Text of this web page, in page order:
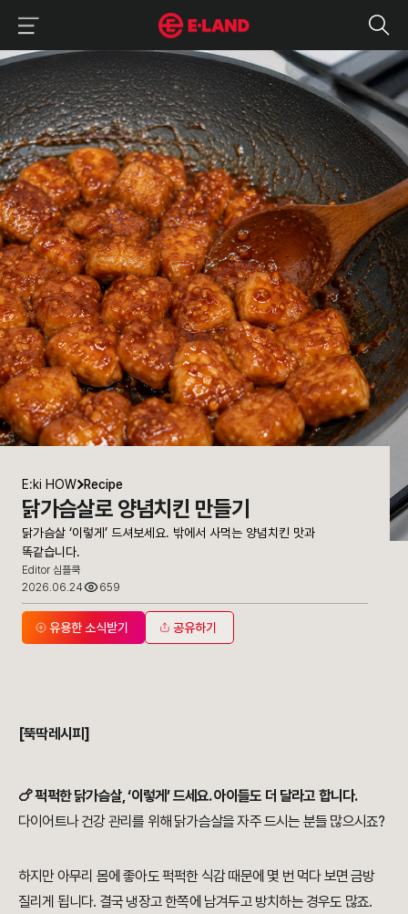
매거진 상세보기
E:ki HOW Recipe
닭가슴살로 양념치킨 만들기
닭가슴살 ‘이렇게’ 드셔보세요. 밖에서 사먹는 양념치킨 맛과
똑같습니다.
Editor 심플쿡
2026.06.24
659
유용한 소식받기 공유하기
닭가슴살 ‘이렇게’ 드셔보세요. 밖에서 사먹는 양념치킨 맛과 똑같습니다.
[뚝딱레시피]
🍗 퍽퍽한 닭가슴살, ‘이렇게’ 드세요. 아이들도 더 달라고 합니다.
다이어트나 건강 관리를 위해 닭가슴살을 자주 드시는 분들 많으시죠?
하지만 아무리 몸에 좋아도 퍽퍽한 식감 때문에 몇 번 먹다 보면 금방
질리게 됩니다. 결국 냉장고 한쪽에 남겨두고 방치하는 경우도 많죠.